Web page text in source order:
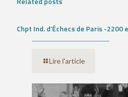
Chpt Ind. d’Échecs de Paris -2200
Lire l'article